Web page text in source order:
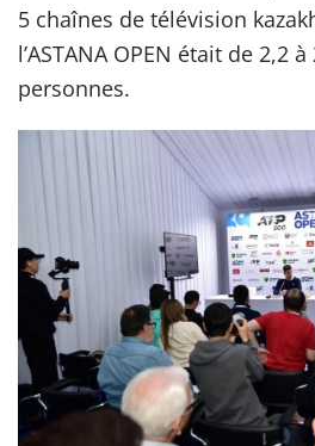
5 chaînes de télévision
l’ASTANA OPEN était de 2,2
personnes.